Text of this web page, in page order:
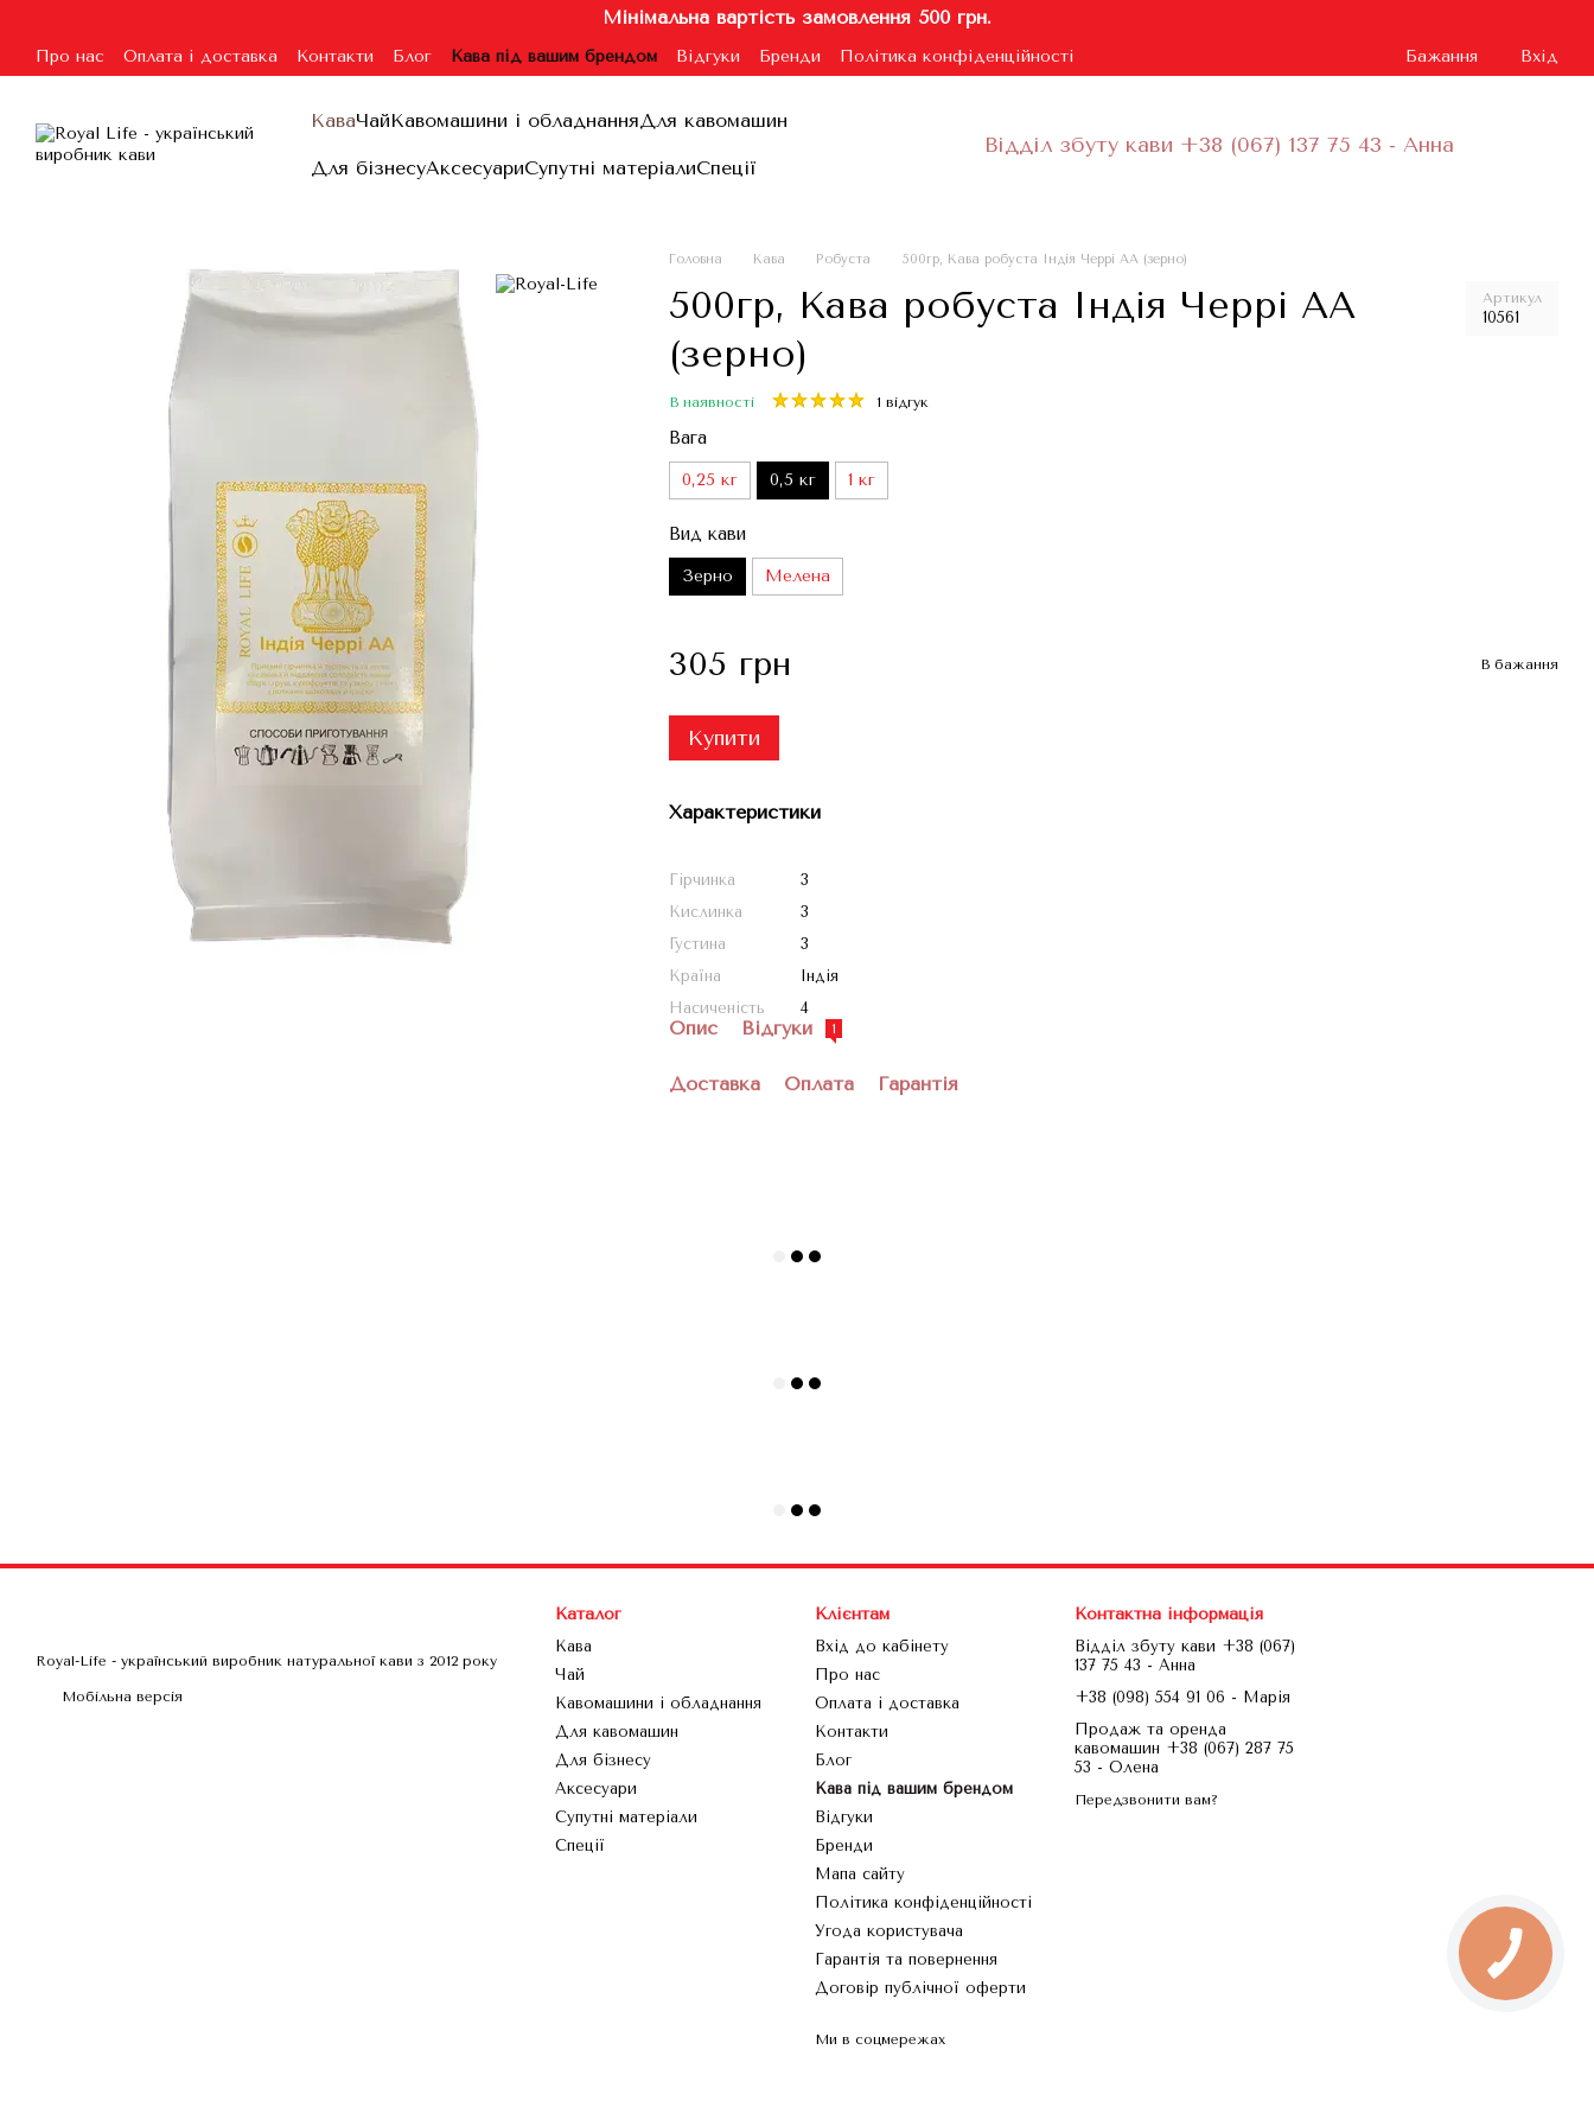
Мінімальна вартість замовлення 500 грн.
Про нас Оплата і доставка Контакти Блог Кава під вашим брендом Відгуки Бренди
Політика конфіденційності
Угода користувача
Гарантія та повернення Договір публічної оферти
Бажання Вхід
КаваЧайКавомашини і обладнанняДля кавомашин
Для бізнесуАксесуариСупутні матеріалиСпеції
Відділ збуту кави +38 (067) 137 75 43 - Анна
Головна Кава Робуста 500гр, Кава робуста Індія Черрі АА (зерно)
500гр, Кава робуста Індія Черрі АА
(зерно)
Артикул
10561
В наявності 1 відгук
Вага
0,25 кг 0,5 кг 1 кг
Вид кави
Зерно Мелена
305 грн В бажання
Купити
Характеристики
Гірчинка
3
Кислинка
3
Густина
3
Країна
Індія
Насиченість
4
Опис Відгуки 1
Доставка Оплата Гарантія
Royal-Life - український виробник натуральної кави з 2012 року
Мобільна версія
Каталог
Кава
Чай
Кавомашини і обладнання
Для кавомашин
Для бізнесу
Аксесуари
Супутні матеріали
Спеції
Клієнтам
Вхід до кабінету
Про нас
Оплата і доставка
Контакти
Блог
Кава під вашим брендом
Відгуки
Бренди
Мапа сайту
Політика конфіденційності
Угода користувача
Гарантія та повернення
Договір публічної оферти
Ми в соцмережах
Контактна інформація
Відділ збуту кави +38 (067)
137 75 43 - Анна
+38 (098) 554 91 06 - Марія
Продаж та оренда
кавомашин +38 (067) 287 75
53 - Олена
Передзвонити вам?